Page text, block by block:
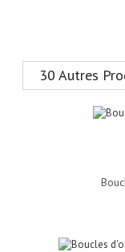
30 Autres